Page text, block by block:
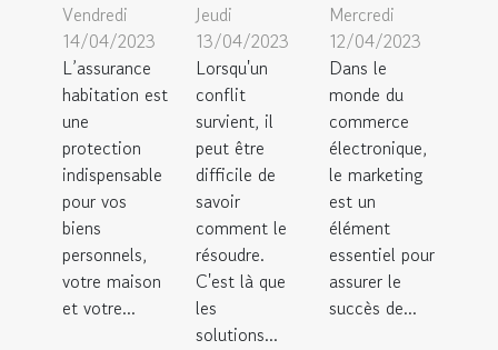
Vendredi
14/04/2023
L’assurance
habitation est
une
protection
indispensable
pour vos
biens
personnels,
votre maison
et votre...
Jeudi
13/04/2023
Lorsqu'un
conflit
survient, il
peut être
difficile de
savoir
comment le
résoudre.
C'est là que
les
solutions...
Mercredi
12/04/2023
Dans le
monde du
commerce
électronique,
le marketing
est un
élément
essentiel pour
assurer le
succès de...